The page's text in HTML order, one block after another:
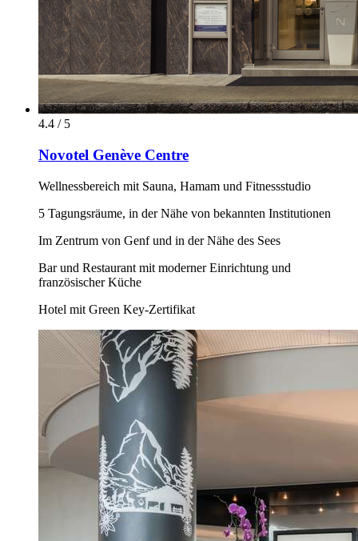
4.4 / 5
Novotel Genève Centre
Wellnessbereich mit Sauna, Hamam und Fitnessstudio
5 Tagungsräume, in der Nähe von bekannten Institutionen
Im Zentrum von Genf und in der Nähe des Sees
Bar und Restaurant mit moderner Einrichtung und
französischer Küche
Hotel mit Green Key-Zertifikat